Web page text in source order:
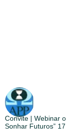
Convite | Webinar
Sonhar Futuros”